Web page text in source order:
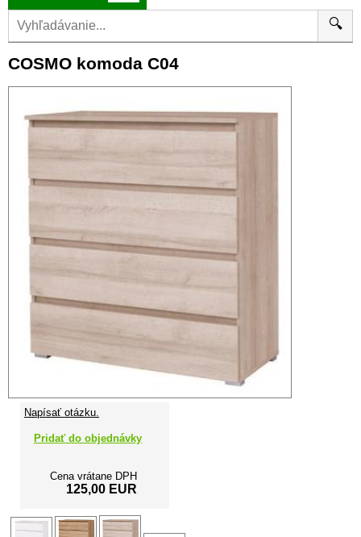
🔍
COSMO komoda C04
Napísať otázku.
Pridať do objednávky
Cena vrátane DPH
125,00 EUR